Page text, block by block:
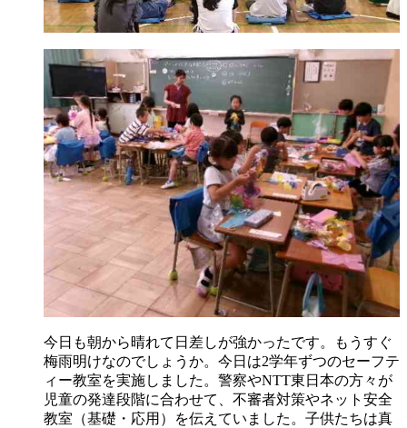
今日も朝から晴れて日差しが強かったです。もうすぐ
梅雨明けなのでしょうか。今日は2学年ずつのセーフテ
ィー教室を実施しました。警察やNTT東日本の方々が
児童の発達段階に合わせて、不審者対策やネット安全
教室（基礎・応用）を伝えていました。子供たちは真